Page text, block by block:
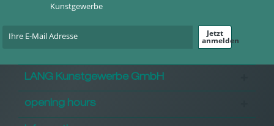
Kunstgewerbe
Jetzt
anmelden
LANG Kunstgewerbe GmbH
opening hours